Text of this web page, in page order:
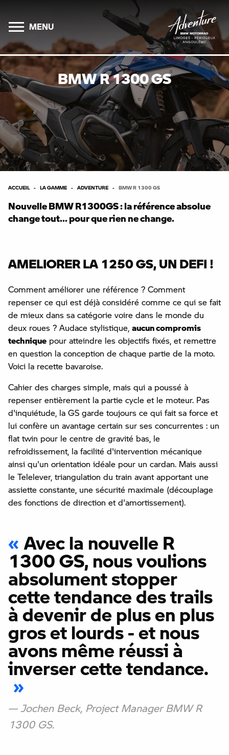
MENU
BMW R 1300 GS
ACCUEIL LA GAMME ADVENTURE BMW R 1300 GS
Nouvelle BMW R1300GS : la référence absolue
change tout... pour que rien ne change.
AMELIORER LA 1250 GS, UN DEFI !
Comment améliorer une référence ? Comment
repenser ce qui est déjà considéré comme ce qui se fait
de mieux dans sa catégorie voire dans le monde du
deux roues ? Audace stylistique, aucun compromis
technique pour atteindre les objectifs fixés, et remettre
en question la conception de chaque partie de la moto.
Voici la recette bavaroise.
Cahier des charges simple, mais qui a poussé à
repenser entièrement la partie cycle et le moteur. Pas
d'inquiétude, la GS garde toujours ce qui fait sa force et
lui confère un avantage certain sur ses concurrentes : un
flat twin pour le centre de gravité bas, le
refroidissement, la facilité d'intervention mécanique
ainsi qu'un orientation idéale pour un cardan. Mais aussi
le Telelever, triangulation du train avant apportant une
assiette constante, une sécurité maximale (découplage
des fonctions de direction et d'amortissement).
Avec la nouvelle R
1300 GS, nous voulions
absolument stopper
cette tendance des trails
à devenir de plus en plus
gros et lourds - et nous
avons même réussi à
inverser cette tendance.
Jochen Beck, Project Manager BMW R
1300 GS.